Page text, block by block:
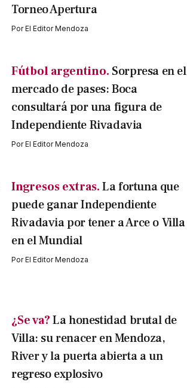
Torneo Apertura
PorEl Editor Mendoza
Fútbol argentino. Sorpresa en el
mercado de pases: Boca
consultará por una figura de
Independiente Rivadavia
PorEl Editor Mendoza
Ingresos extras.La fortuna que
puede ganar Independiente
Rivadavia por tener a Arce o Villa
en el Mundial
PorEl Editor Mendoza
¿Se va?La honestidad brutal de
Villa: su renacer en Mendoza,
River y la puerta abierta a un
regreso explosivo